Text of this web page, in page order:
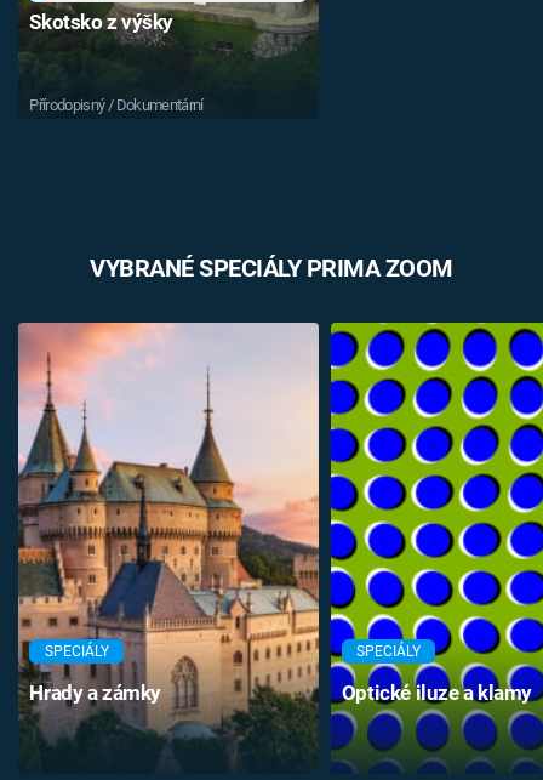
Skotsko z výšky
Přírodopisný / Dokumentární
VYBRANÉ SPECIÁLY PRIMA ZOOM
SPECIÁLY
Hrady a zámky
SPECIÁLY
Optické iluze a klamy